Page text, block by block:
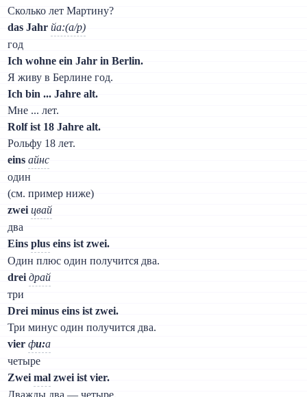
Сколько лет Мартину?
das Jahr йа:(а/р)
год
Ich wohne ein Jahr in Berlin.
Я живу в Берлине год.
Ich bin ... Jahre alt.
Мне ... лет.
Rolf ist 18 Jahre alt.
Рольфу 18 лет.
eins айнс
один
(см. пример ниже)
zwei цвай
два
Einsplus eins ist zwei.
Один плюс один получится два.
drei драй
три
Drei minus eins ist zwei.
Три минус один получится два.
vier фи:а
четыре
Zweimal zwei ist vier.
Дважды два — четыре.